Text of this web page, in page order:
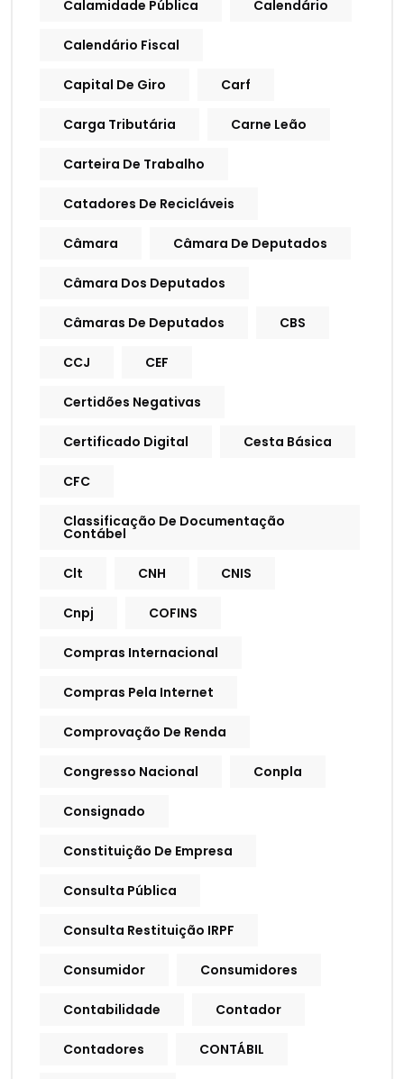
Calamidade Pública Calendário
Calendário Fiscal
Capital De Giro Carf
Carga Tributária Carne Leão
Carteira De Trabalho
Catadores De Recicláveis
Câmara Câmara De Deputados
Câmara Dos Deputados
Câmaras De Deputados CBS
CCJ CEF
Certidões Negativas
Certificado Digital Cesta Básica
CFC
Classificação De Documentação
Contábel
Clt CNH CNIS
Cnpj COFINS
Compras Internacional
Compras Pela Internet
Comprovação De Renda
Congresso Nacional Conpla
Consignado
Constituição De Empresa
Consulta Pública
Consulta Restituição IRPF
Consumidor Consumidores
Contabilidade Contador
Contadores CONTÁBIL